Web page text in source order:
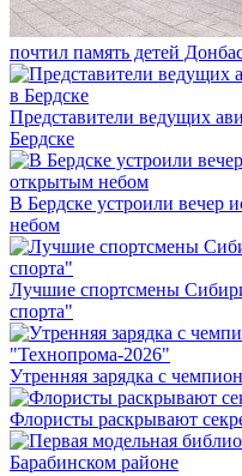
почтил память детей
Представители ведущих
Бердске
В Бердске устроили вечер
небом
Лучшие спортсмены
спорта"
Утренняя зарядка с
Флористы раскрывают